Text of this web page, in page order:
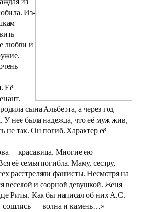
из
Из-
любви и
Её
сына Альберта, а через год
У неё была надежда, что её муж жив,
не так. Он погиб. Характер её
красавица. Многие ею
её семья погибла. Маму, сестру,
расстреляли фашисты. Несмотря на
веселой и озорной девушкой. Женя
Риты. Как бы написал об них А.С.
— волна и камень…»